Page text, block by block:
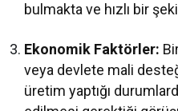
bulmakta ve hızlı bir
Ekonomik Faktörler:
veya devlete mali
üretim yaptığı